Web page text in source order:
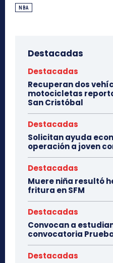
NBA
Destacadas
Destacadas
Recuperan dos
motocicletas
San Cristóbal
Destacadas
Solicitan ayuda
operación a joven
Destacadas
Muere niña resultó
fritura en SFM
Destacadas
Convocan a
convocatoria
Destacadas